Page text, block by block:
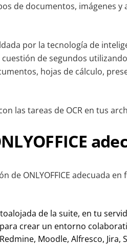
de documentos, imágenes y
por la tecnología de
de segundos
hojas de cálculo,
las tareas de OCR en tus
de ONLYOFFICE adecuada en
de la suite, en tu
crear un entorno
Moodle, Alfresco, Jira,